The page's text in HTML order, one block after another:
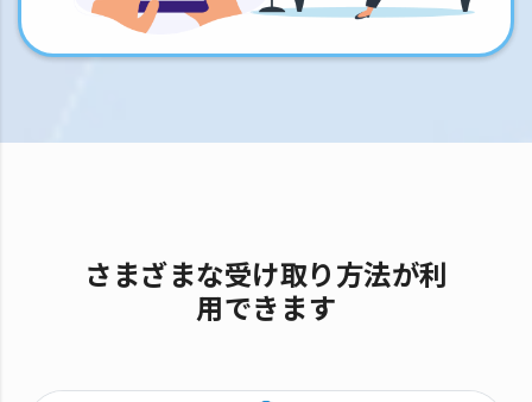
さまざまな受け取り方法が利
用できます